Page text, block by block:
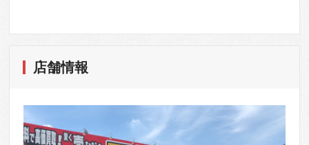
店舗情報